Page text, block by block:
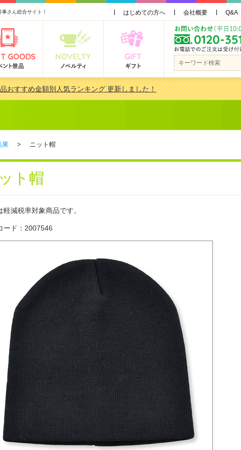
さん総合サイト！ はじめての方へ 会社概要 Q&A
おすすめ金額別人気ランキング 更新しました！
3000円未満［2000円～2999円編］もらってうれしい人気ラ…
果 > ニット帽
ト帽
減税率対象商品です。
ード：2007546